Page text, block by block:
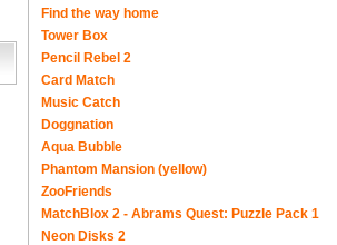
Find the way home
Tower Box
Pencil Rebel 2
Card Match
Music Catch
Doggnation
Aqua Bubble
Phantom Mansion (yellow)
ZooFriends
MatchBlox 2 - Abrams Quest: Puzzle Pack 1
Neon Disks 2